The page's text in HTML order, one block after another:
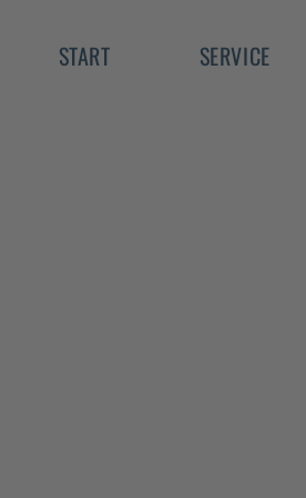
START SERVICE